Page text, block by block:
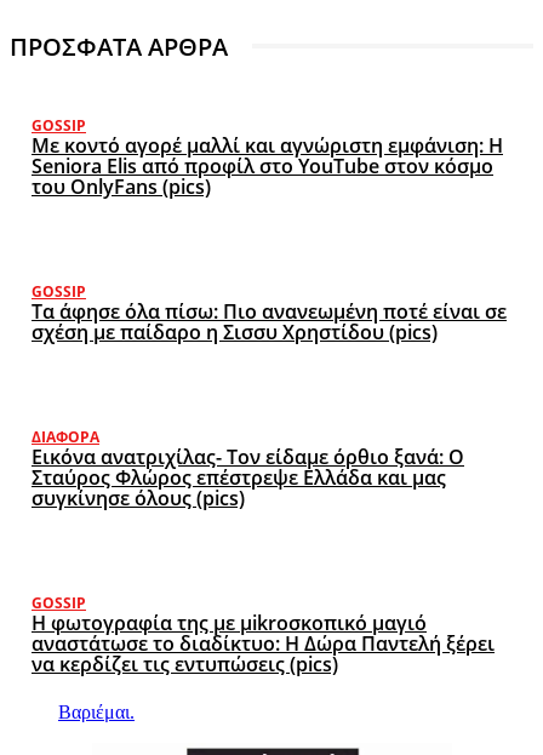
ΠΡΟΣΦΑΤΑ ΑΡΘΡΑ
GOSSIP
Με κοντό αγορέ μαλλί και αγνώριστη εμφάνιση: Η
Seniora Elis από προφίλ στο YouTube στον κόσμο
του OnlyFans (pics)
GOSSIP
Τα άφησε όλα πίσω: Πιο ανανεωμένη ποτέ είναι σε
σχέση με παίδαρο η Σισσυ Χρηστίδου (pics)
ΔΙΆΦΟΡΑ
Εικόνα ανατριχίλας- Τον είδαμε όρθιο ξανά: Ο
Σταύρος Φλώρος επέστρεψε Ελλάδα και μας
συγκίνησε όλους (pics)
GOSSIP
Η φωτογραφία της με μikroσκοπικό μαγιό
αναστάτωσε το διαδίκτυο: Η Δώρα Παντελή ξέρει
να κερδίζει τις εντυπώσεις (pics)
Βαριέμαι.